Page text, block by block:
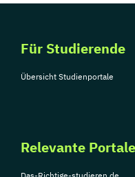
Für Studierende
Übersicht Studienportale
Relevante Portale